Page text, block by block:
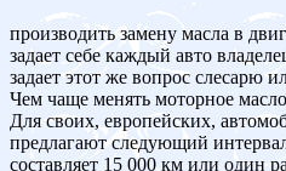
производить замену масла в
задает себе каждый авто
задает этот же вопрос слесарю
Чем чаще менять моторное
Для своих, европейских,
предлагают следующий
составляет 15 000 км или один